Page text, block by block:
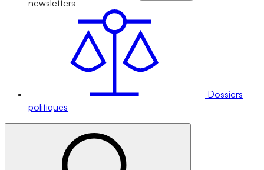
newsletters
Dossiers
politiques